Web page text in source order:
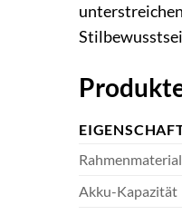
Rahmenmaterial
Akku-Kapazität